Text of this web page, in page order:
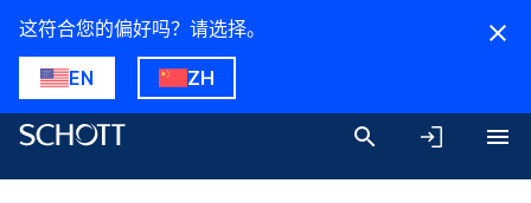
这符合您的偏好吗？请选择。
EN ZH